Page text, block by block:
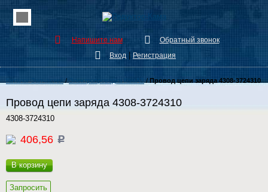
Напишите нам
Обратный звонок
Вход
Регистрация
Каталог Запчастей/Электропроводка КамАЗ/Провод цепи заряда 4308-3724310
Провод цепи заряда 4308-3724310
4308-3724310
406,56 c
В корзину
Запросить